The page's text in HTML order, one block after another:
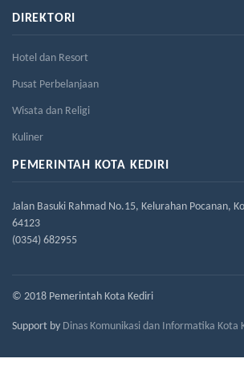
DIREKTORI
Hotel dan Resort
Pusat Perbelanjaan
Wisata dan Religi
Kuliner
PEMERINTAH KOTA KEDIRI
Jalan Basuki Rahmad No.15, Kelurahan Pocanan,
64123
(0354) 682955
© 2018 Pemerintah Kota Kediri
Support by Dinas Komunikasi dan Informatika Kota